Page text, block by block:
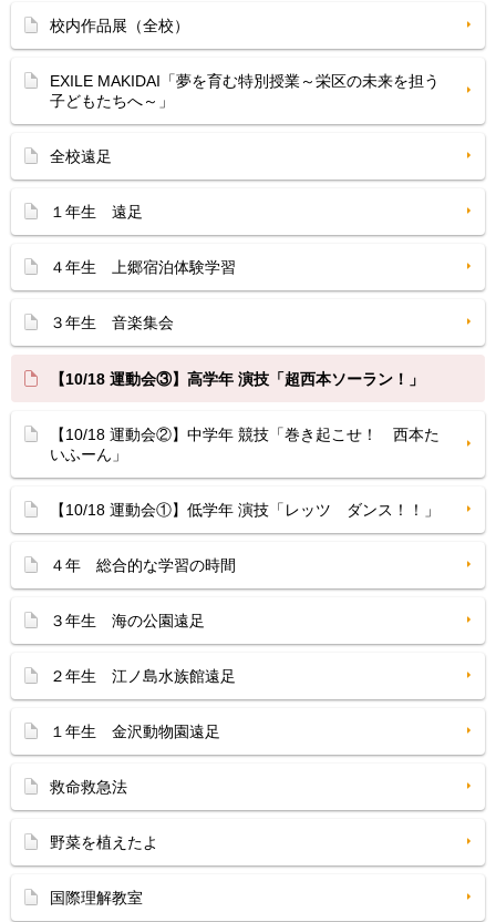
校内作品展（全校）
EXILE MAKIDAI「夢を育む特別授業～栄区の未来を担う
子どもたちへ～」
全校遠足
１年生 遠足
４年生 上郷宿泊体験学習
３年生 音楽集会
【10/18 運動会③】高学年 演技「超西本ソーラン！」
【10/18 運動会②】中学年 競技「巻き起こせ！ 西本た
いふーん」
【10/18 運動会①】低学年 演技「レッツ ダンス！！」
４年 総合的な学習の時間
３年生 海の公園遠足
２年生 江ノ島水族館遠足
１年生 金沢動物園遠足
救命救急法
野菜を植えたよ
国際理解教室